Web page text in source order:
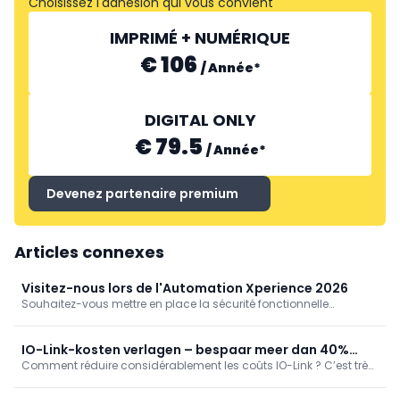
IMPRIMÉ + NUMÉRIQUE
€ 106 /Année*
DIGITAL ONLY
€ 79.5 /Année*
Devenez partenaire premium
Articles connexes
Visitez-nous lors de l'Automation Xperience 2026
Souhaitez-vous mettre en place la sécurité fonctionnelle
? Ou résoudre facilement des exigences complexes en
technologie de propulsion ? Et tout cela avec un effort de
coûteuses sur le terrain ? Voulez-vous aussi économiser des
IO-Link-kosten verlagen – bespaar meer dan 40%
vanaf 40 devices
Comment réduire considérablement les coûts IO-Link ? C’est très